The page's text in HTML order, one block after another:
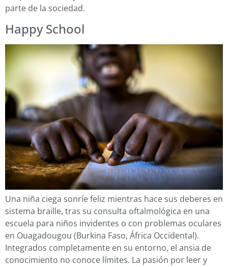
parte de la sociedad.
Happy School
Una niña ciega sonríe feliz mientras hace sus deberes en
sistema braille, tras su consulta oftalmológica en una
escuela para niños invidentes o con problemas oculares
en Ouagadougou (Burkina Faso, África Occidental).
Integrados completamente en su entorno, el ansia de
conocimiento no conoce límites. La pasión por leer y